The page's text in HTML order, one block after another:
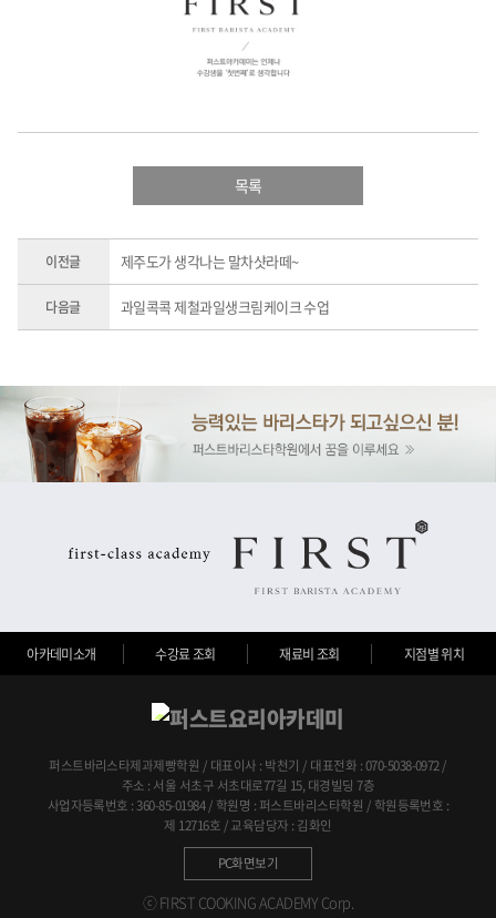
목록
이전글 제주도가 생각나는 말차샷라떼~
다음글 과일콕콕 제철과일생크림케이크 수업
아카데미소개 수강료 조회 재료비 조회 지점별 위치
퍼스트바리스타제과제빵학원 / 대표이사 : 박천기 / 대표전화 : 070-5038-0972 /
주소 : 서울 서초구 서초대로77길 15, 대경빌딩 7층
사업자등록번호 : 360-85-01984 / 학원명 : 퍼스트바리스타학원 / 학원등록번호 :
제 12716호 / 교육담당자 : 김화인
PC화면보기
ⓒ FIRST COOKING ACADEMY Corp.